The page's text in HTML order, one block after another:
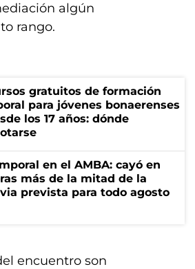
algún
rango.
gratuitos de formación
para jóvenes bonaerenses
los 17 años: dónde
en el AMBA: cayó en
más de la mitad de la
prevista para todo agosto
encuentro son